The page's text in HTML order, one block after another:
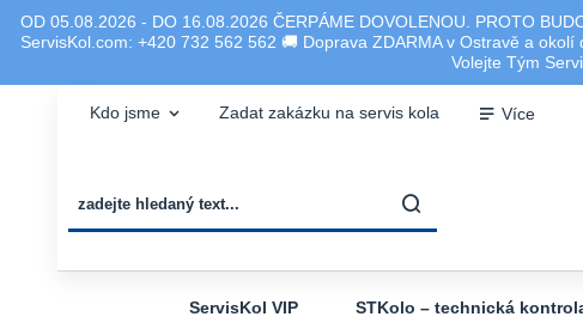
OD 05.08.2026 - DO 16.08.2026 ČERPÁME DOVOLENOU. PROTO
ServisKol.com: +420 732 562 562 🚚 Doprava ZDARMA v Ostravě a
Volejte Tým
Kdo jsme Zadat zakázku na servis kola Více
ServisKol VIP STKolo – technická